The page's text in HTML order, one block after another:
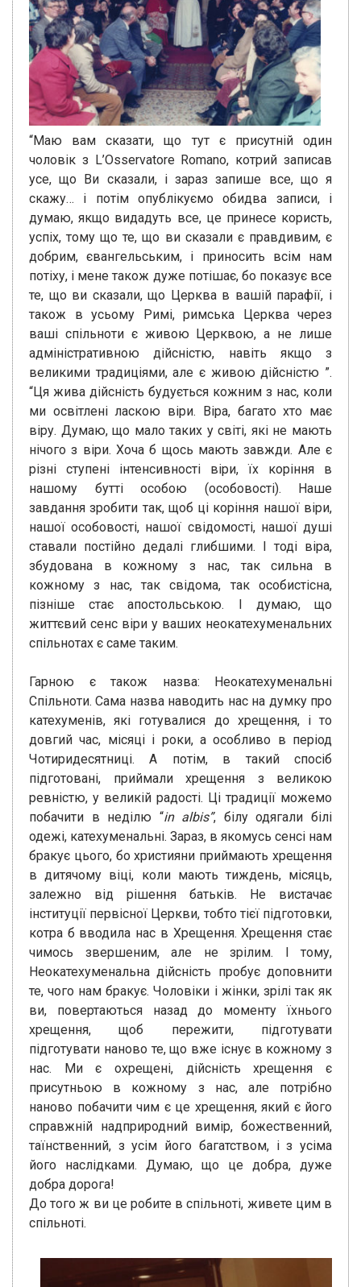
“Маю вам сказати, що тут є присутній один
чоловік з L’Osservatore Romano, котрий записав
усе, що Ви сказали, і зараз запише все, що я
скажу… і потім опублікуємо обидва записи, і
думаю, якщо видадуть все, це принесе користь,
успіх, тому що те, що ви сказали є правдивим, є
добрим, євангельським, і приносить всім нам
потіху, і мене також дуже потішає, бо показує все
те, що ви сказали, що Церква в вашій парафії, і
також в усьому Римі, римська Церква через
ваші спільноти є живою Церквою, а не лише
адміністративною дійсністю, навіть якщо з
великими традиціями, але є живою дійсністю ”.
“Ця жива дійсність будується кожним з нас, коли
ми освітлені ласкою віри. Віра, багато хто має
віру. Думаю, що мало таких у світі, які не мають
нічого з віри. Хоча б щось мають завжди. Але є
різні ступені інтенсивності віри, їх коріння в
нашому бутті особою (особовості). Наше
завдання зробити так, щоб ці коріння нашої віри,
нашої особовості, нашої свідомості, нашої душі
ставали постійно дедалі глибшими. І тоді віра,
збудована в кожному з нас, так сильна в
кожному з нас, так свідома, так особистісна,
пізніше стає апостольською. І думаю, що
життєвий сенс віри у ваших неокатехуменальних
спільнотах є саме таким.
Гарною є також назва: Неокатехуменальні
Спільноти. Сама назва наводить нас на думку про
катехуменів, які готувалися до хрещення, і то
довгий час, місяці і роки, а особливо в період
Чотиридесятниці. А потім, в такий спосіб
підготовані, приймали хрещення з великою
ревністю, у великій радості. Ці традиції можемо
побачити в неділю “in albis”, білу одягали білі
одежі, катехуменальні. Зараз, в якомусь сенсі нам
бракує цього, бо християни приймають хрещення
в дитячому віці, коли мають тиждень, місяць,
залежно від рішення батьків. Не вистачає
інституції первісної Церкви, тобто тієї підготовки,
котра б вводила нас в Хрещення. Хрещення стає
чимось звершеним, але не зрілим. І тому,
Неокатехуменальна дійсність пробує доповнити
те, чого нам бракує. Чоловіки і жінки, зрілі так як
ви, повертаються назад до моменту їхнього
хрещення, щоб пережити, підготувати
підготувати наново те, що вже існує в кожному з
нас. Ми є охрещені, дійсність хрещення є
присутньою в кожному з нас, але потрібно
наново побачити чим є це хрещення, який є його
справжній надприродний вимір, божественний,
таїнственний, з усім його багатством, і з усіма
його наслідками. Думаю, що це добра, дуже
добра дорога!
До того ж ви це робите в спільноті, живете цим в
спільноті.